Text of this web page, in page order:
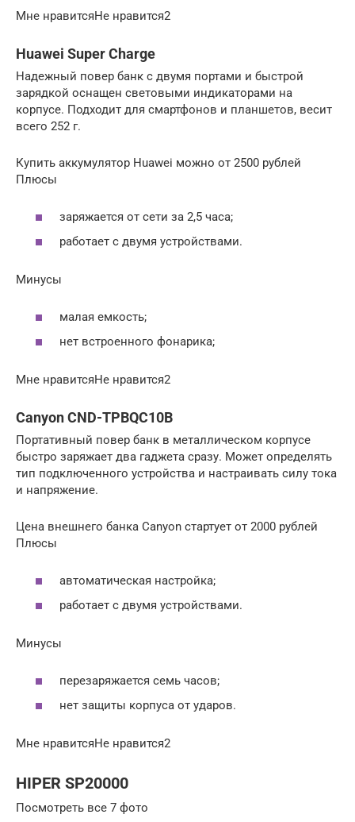
Мне нравитсяНе нравится2
Huawei Super Charge
Надежный повер банк с двумя портами и быстрой
зарядкой оснащен световыми индикаторами на
корпусе. Подходит для смартфонов и планшетов, весит
всего 252 г.
Купить аккумулятор Huawei можно от 2500 рублей
Плюсы
заряжается от сети за 2,5 часа;
работает с двумя устройствами.
Минусы
малая емкость;
нет встроенного фонарика;
Мне нравитсяНе нравится2
Canyon CND-TPBQC10B
Портативный повер банк в металлическом корпусе
быстро заряжает два гаджета сразу. Может определять
тип подключенного устройства и настраивать силу тока
и напряжение.
Цена внешнего банка Canyon стартует от 2000 рублей
Плюсы
автоматическая настройка;
работает с двумя устройствами.
Минусы
перезаряжается семь часов;
нет защиты корпуса от ударов.
Мне нравитсяНе нравится2
HIPER SP20000
Посмотреть все 7 фото